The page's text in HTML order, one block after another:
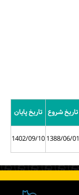
تاریخ شروع تاریخ پایان
1388/06/01
1402/09/10